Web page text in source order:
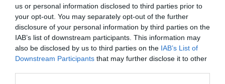
us or personal information disclosed to third parties prior to
your opt-out. You may separately opt-out of the further
disclosure of your personal information by third parties on the
IAB’s list of downstream participants. This information may
also be disclosed by us to third parties on the IAB’s List of
Downstream Participants that may further disclose it to other
08.08.2026 | 13:02
Βίντεο: Ρωσική βόμβα FAB-3000 «εξαφανίζει
από τον χάρτη» σημείο διέλευσης των
ουκρανικών δυνάμεων στην Ζαπορίζια